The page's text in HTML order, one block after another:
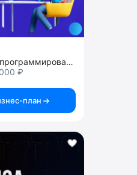
франшиза школы программирования и дизайна для детей
₽
план